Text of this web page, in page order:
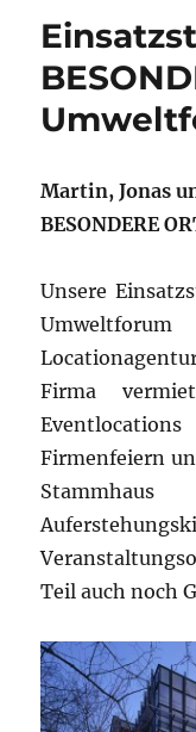
Martin, Jonas
BESONDERE
Unsere
Firma
Firmenfeiern
Teil auch noch